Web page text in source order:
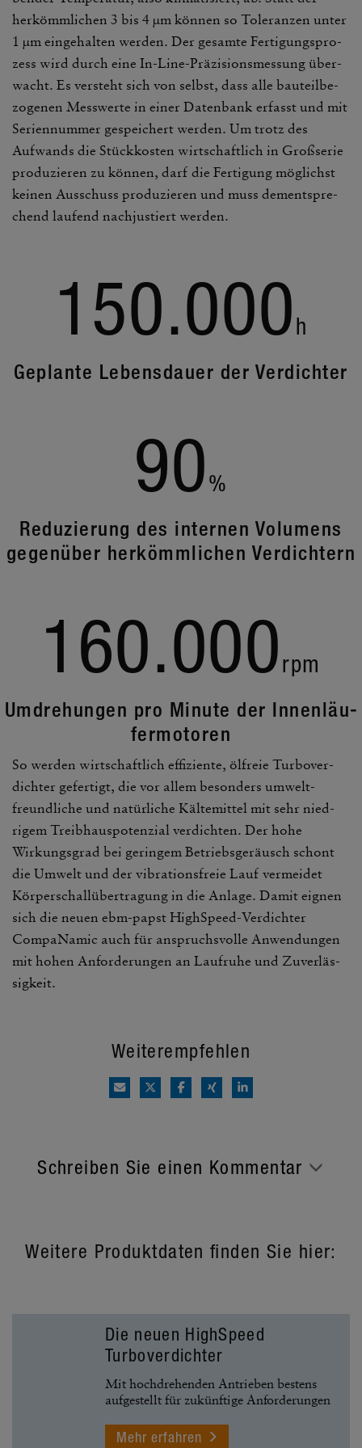
herkömm­li­chen 3 bis 4 µm können so Tole­ranzen unter
1 µm einge­halten werden. Der gesamte Ferti­gungs­pro­
zess wird durch eine In-Line-Präzi­si­ons­mes­sung über­
wacht. Es versteht sich von selbst, dass alle bauteil­be­
zo­genen Mess­werte in einer Daten­bank erfasst und mit
Seri­en­nummer gespei­chert werden. Um trotz des
Aufwands die Stück­kosten wirt­schaft­lich in Groß­serie
produ­zieren zu können, darf die Ferti­gung möglichst
keinen Ausschuss produ­zieren und muss dementspre­
chend laufend nach­jus­tiert werden.
150.000 h
Geplante Lebens­dauer der Verdichter
90 %
Redu­zie­rung des internen Volu­mens
gegen­über herkömm­li­chen Verdich­tern
160.000 rpm
Umdre­hungen pro Minute der Innen­läu­
fer­mo­toren
So werden wirt­schaft­lich effi­zi­ente, ölfreie Turbo­ver­
dichter gefer­tigt, die vor allem beson­ders umwelt­
freund­liche und natür­liche Kälte­mittel mit sehr nied­
rigem Treib­haus­po­ten­zial verdichten. Der hohe
Wirkungs­grad bei geringem Betriebs­ge­räusch schont
die Umwelt und der vibra­ti­ons­freie Lauf vermeidet
Körper­schall­über­tra­gung in die Anlage. Damit eignen
sich die neuen ebm-papst High­Speed-Verdichter
Compa­Namic auch für anspruchs­volle Anwen­dungen
mit hohen Anfor­de­rungen an Lauf­ruhe und Zuver­läs­
sig­keit.
Weiterempfehlen
Schreiben Sie einen Kommentar
Weitere Produktdaten finden Sie hier:
Die neuen HighSpeed
Turboverdichter
Mit hochdrehenden Antrieben bestens
aufgestellt für zukünftige Anforderungen